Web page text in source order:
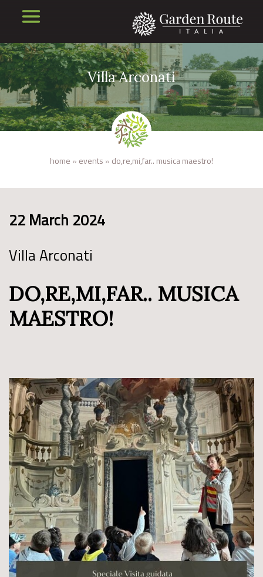
Villa Arconati
home » events » do,re,mi,far.. musica maestro!
22 March 2024
Villa Arconati
DO,RE,MI,FAR.. MUSICA
MAESTRO!